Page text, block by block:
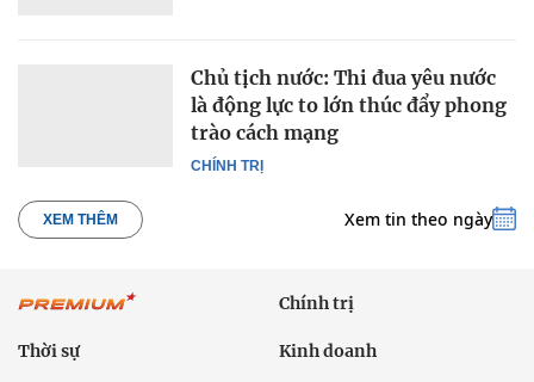
CHÍNH TRỊ
Chủ tịch nước: Thi đua yêu nước
là động lực to lớn thúc đẩy phong
trào cách mạng
XEM THÊM Xem tin theo ngày
Chính trị
Thời sự Kinh doanh